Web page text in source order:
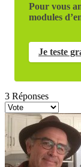
Pour vous
modules
Je teste
3 Réponses